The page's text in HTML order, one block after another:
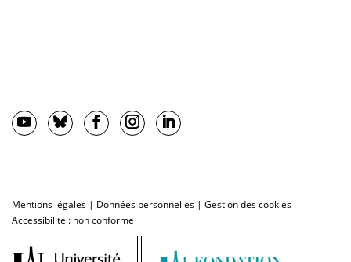
Mentions légales | Données personnelles | Gestion des cookies
Accessibilité : non conforme